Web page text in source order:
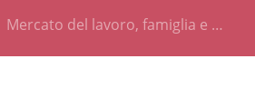
Mercato del lavoro, famiglia e …